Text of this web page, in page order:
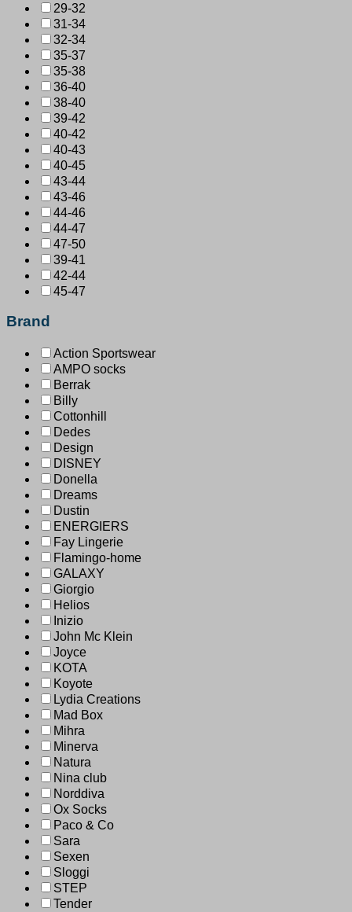
29-32
31-34
32-34
35-37
35-38
36-40
38-40
39-42
40-42
40-43
40-45
43-44
43-46
44-46
44-47
47-50
39-41
42-44
45-47
Brand
Action Sportswear
AMPO socks
Berrak
Billy
Cottonhill
Dedes
Design
DISNEY
Donella
Dreams
Dustin
ENERGIERS
Fay Lingerie
Flamingo-home
GALAXY
Giorgio
Helios
Inizio
John Mc Klein
Joyce
KOTA
Koyote
Lydia Creations
Mad Box
Mihra
Minerva
Natura
Nina club
Norddiva
Ox Socks
Paco & Co
Sara
Sexen
Sloggi
STEP
Tender